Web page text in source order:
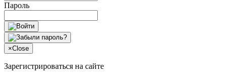
Пароль
×Close
Зарегистрироваться на сайте